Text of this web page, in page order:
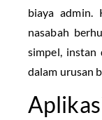
biaya admin.
nasabah
simpel,
dalam urusan